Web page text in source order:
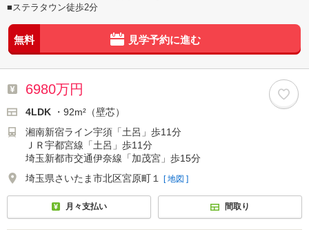
■ステラタウン徒歩2分
無料 見学予約に進む
6980万円
4LDK
・92m²（壁芯）
湘南新宿ライン宇須「土呂」歩11分
ＪＲ宇都宮線「土呂」歩11分
埼玉新都市交通伊奈線「加茂宮」歩15分
埼玉県さいたま市北区宮原町１
[ 地図 ]
月々支払い 間取り